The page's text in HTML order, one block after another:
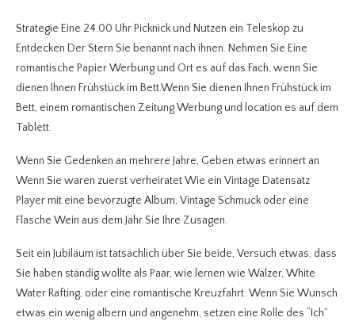
Strategie Eine 24.00 Uhr Picknick und Nutzen ein Teleskop zu
Entdecken Der Stern Sie benannt nach ihnen. Nehmen Sie Eine
romantische Papier Werbung und Ort es auf das Fach, wenn Sie
dienen Ihnen Frühstück im Bett.Wenn Sie dienen Ihnen Frühstück im
Bett, einem romantischen Zeitung Werbung und location es auf dem
Tablett.
Wenn Sie Gedenken an mehrere Jahre, Geben etwas erinnert an
Wenn Sie waren zuerst verheiratet Wie ein Vintage Datensatz
Player mit eine bevorzugte Album, Vintage Schmuck oder eine
Flasche Wein aus dem Jahr Sie Ihre Zusagen.
Seit ein Jubiläum ist tatsächlich über Sie beide, Versuch etwas, dass
Sie haben ständig wollte als Paar, wie lernen wie Walzer, White
Water Rafting, oder eine romantische Kreuzfahrt. Wenn Sie Wunsch
etwas ein wenig albern und angenehm, setzen eine Rolle des “Ich”